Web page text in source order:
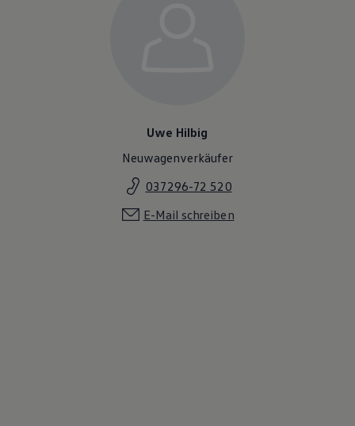
Uwe Hilbig
Neuwagenverkäufer
037296-72 520
E-Mail schreiben